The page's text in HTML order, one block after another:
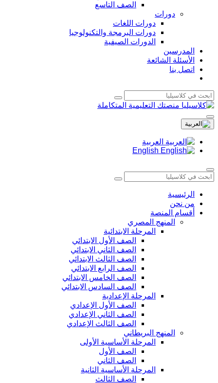
الصف التاسع
دورات
دورات اللغات
دورات البرمجة والتكنولوجيا
الدورات الصيفية
المدرسين
الأسئلة الشائعة
اتصل بنا
العربية
الرئيسية
من نحن
أقسام المنصة
المنهج المصري
المرحلة الابتدائية
الصف الأول الابتدائي
الصف الثاني الابتدائي
الصف الثالث الابتدائي
الصف الرابع الابتدائي
الصف الخامس الابتدائي
الصف السادس الابتدائي
المرحلة الإعدادية
الصف الأول الإعدادي
الصف الثاني الإعدادي
الصف الثالث الإعدادي
المنهج البريطاني
المرحلة الأساسية الأولى
الصف الأول
الصف الثاني
المرحلة الأساسية الثانية
الصف الثالث